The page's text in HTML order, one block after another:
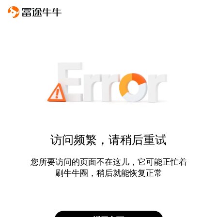
访问频繁，请稍后重试
您所要访问的页面不在这儿，它可能正忙着
刷牛牛圈，稍后就能恢复正常